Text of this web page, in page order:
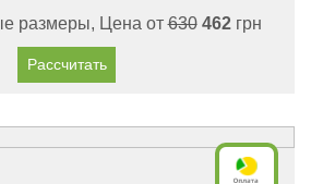
размеры, Цена от630 462грн
Рассчитать